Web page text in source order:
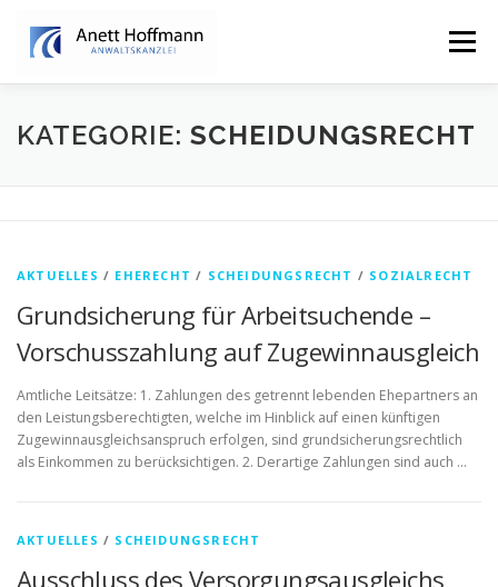
Inhalt
springen
Menü
STARTSEITE KANZLEI FAMILIENRECHT
KATEGORIE: SCHEIDUNGSRECHT
AKTUELLES / EHERECHT / SCHEIDUNGSRECHT / SOZIALRECHT
Grundsicherung für Arbeitsuchende –
Vorschusszahlung auf Zugewinnausgleich
Amtliche Leitsätze: 1. Zahlungen des getrennt lebenden Ehepartners an
den Leistungsberechtigten, welche im Hinblick auf einen künftigen
Zugewinnausgleichsanspruch erfolgen, sind grundsicherungsrechtlich
als Einkommen zu berücksichtigen. 2. Derartige Zahlungen sind auch …
AKTUELLES / SCHEIDUNGSRECHT
Ausschluss des Versorgungsausgleichs